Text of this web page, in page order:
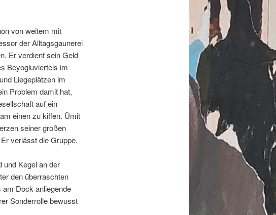
von weitem mit
der Alltagsgaunerei
Er verdient sein Geld
Beyogluviertels im
Liegeplätzen im
Problem damit hat,
auf ein
einen zu kiffen. Ümit
seiner großen
verlässt die Gruppe.
und Kegel an der
den überraschten
Dock anliegende
Sonderrolle bewusst